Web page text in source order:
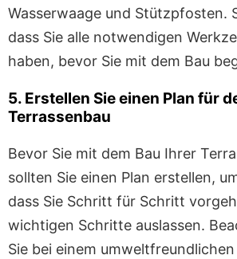
Wasserwaage und Stützpfosten.
dass Sie alle notwendigen
haben, bevor Sie mit dem Bau
5. Erstellen Sie einen Plan für
Terrassenbau
Bevor Sie mit dem Bau Ihrer
sollten Sie einen Plan erstellen,
dass Sie Schritt für Schritt
wichtigen Schritte auslassen.
Sie bei einem umweltfreundlichen